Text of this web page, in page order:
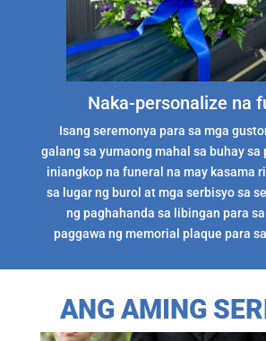
Naka-personalize na
Isang seremonya para sa mga
galang sa yumaong mahal sa buhay sa
iniangkop na funeral na may kasama
sa lugar ng burol at mga serbisyo sa
ng paghahanda sa libingan para
paggawa ng memorial plaque para
ANG AMING